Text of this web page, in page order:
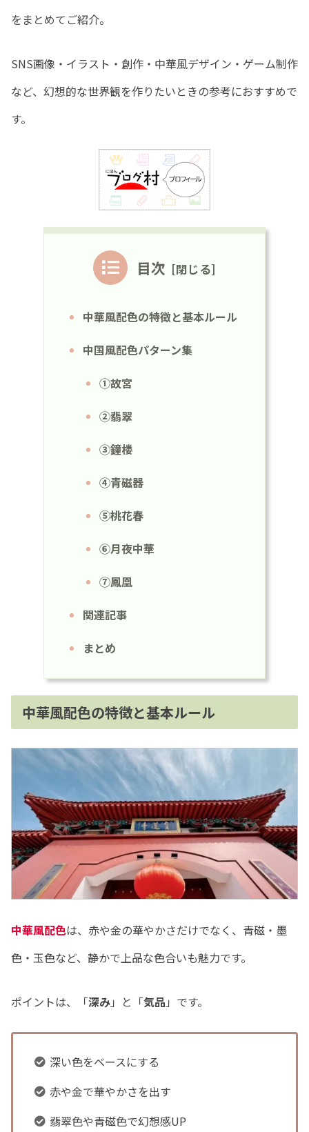
をまとめてご紹介。
SNS画像・イラスト・創作・中華風デザイン・ゲーム制作
など、幻想的な世界観を作りたいときの参考におすすめで
す。
目次
中華風配色の特徴と基本ルール
中国風配色パターン集
①故宮
②翡翠
③鐘楼
④青磁器
⑤桃花春
⑥月夜中華
⑦鳳凰
関連記事
まとめ
中華風配色の特徴と基本ルール
中華風配色は、赤や金の華やかさだけでなく、青磁・墨
色・玉色など、静かで上品な色合いも魅力です。
ポイントは、「深み」と「気品 」です。
深い色をベースにする
赤や金で華やかさを出す
翡翠色や青磁色で幻想感UP